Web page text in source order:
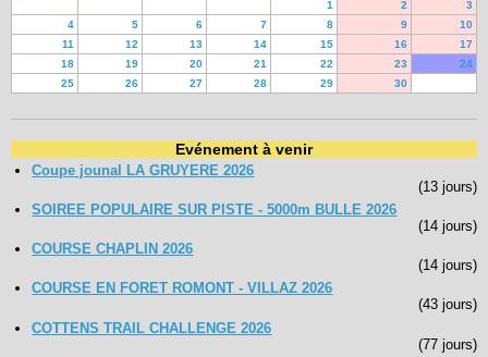
1
2
3
4
5 6 7 8 9
10
11
12 13 14 15 16
17
18
19 20 21 22 23
24
25
26 27 28 29 30
Evénement à venir
Coupe jounal LA GRUYERE 2026
(13 jours)
SOIREE POPULAIRE SUR PISTE - 5000m BULLE 2026
(14 jours)
COURSE CHAPLIN 2026
(14 jours)
COURSE EN FORET ROMONT - VILLAZ 2026
(43 jours)
COTTENS TRAIL CHALLENGE 2026
(77 jours)